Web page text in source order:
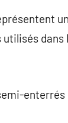
utilisés
enterrés